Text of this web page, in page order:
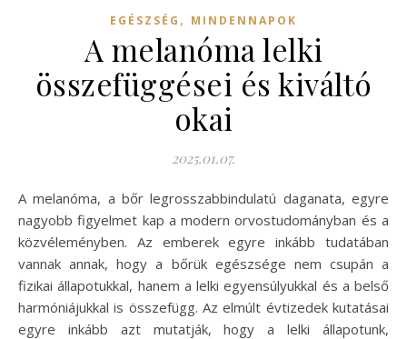
EGÉSZSÉG , MINDENNAPOK
A melanóma lelki
összefüggései és kiváltó
okai
2025.01.07.
A melanóma, a bőr legrosszabbindulatú daganata, egyre
nagyobb figyelmet kap a modern orvostudományban és a
közvéleményben. Az emberek egyre inkább tudatában
vannak annak, hogy a bőrük egészsége nem csupán a
fizikai állapotukkal, hanem a lelki egyensúlyukkal és a belső
harmóniájukkal is összefügg. Az elmúlt évtizedek kutatásai
egyre inkább azt mutatják, hogy a lelki állapotunk,